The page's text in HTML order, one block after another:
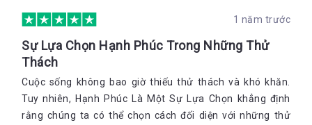
một sự lựa chọn sẽ giúp chúng ta tìm ra được con đường đúng
Bogel là một tác giả và blogger nổi tiếng người Mỹ, chủ nhân
của trang blog Modern Mrs. Darcy – viết về những câu chuyện
về sách và cuộc sống thường ngày. Ngoài ra, cô cũng là người
sáng lập podcast What Should I Read Next?, nơi cô chia sẻ về
nghệ thuật viết lách cũng như những yếu tố khác liên quan tới
văn hóa đọc. 3. Trích dẫn hay: - Một sự thay đổi trong cách
1 năm trước
Sự Lựa Chọn Hạnh Phúc Trong Những Thử
Thách
Cuộc sống không bao giờ thiếu thử thách và khó khăn.
Tuy nhiên, Hạnh Phúc Là Một Sự Lựa Chọn khẳng định
rằng chúng ta có thể chọn cách đối diện với những thử